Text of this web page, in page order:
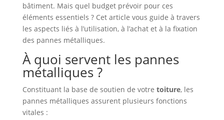
bâtiment. Mais quel budget prévoir pour ces
éléments essentiels ? Cet article vous guide à travers
les aspects liés à l’utilisation, à l’achat et à la fixation
des pannes métalliques.
À quoi servent les pannes
métalliques ?
Constituant la base de soutien de votre toiture, les
pannes métalliques assurent plusieurs fonctions
vitales :